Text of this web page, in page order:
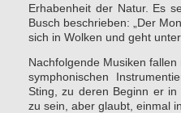
Erhabenheit der Natur. Es
Busch beschrieben: „Der
sich in Wolken und geht
Nachfolgende Musiken
symphonischen
Sting, zu deren Beginn er
zu sein, aber glaubt, einmal